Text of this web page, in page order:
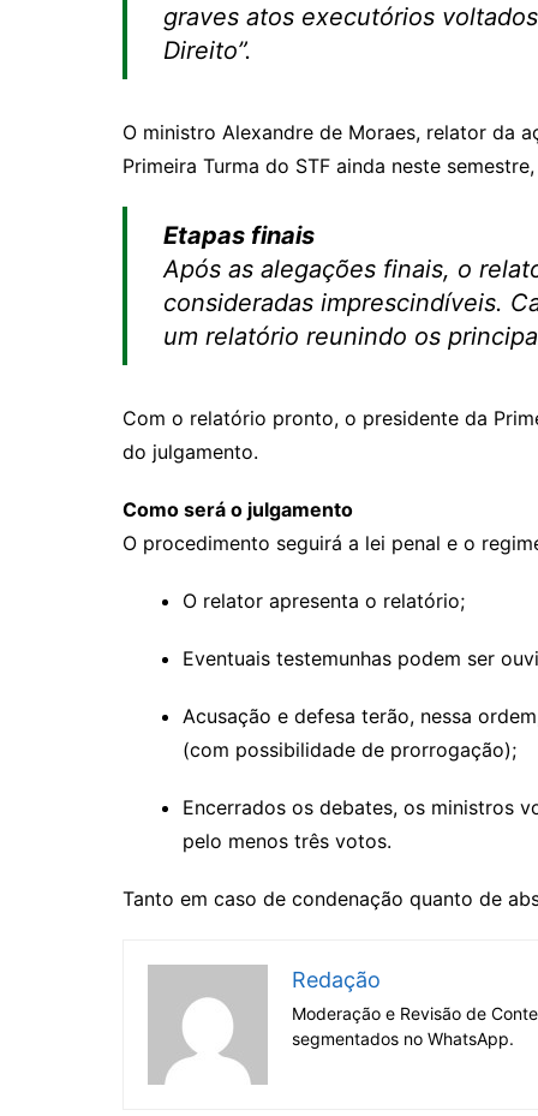
graves atos executórios
Direito”.
O ministro Alexandre de Moraes, relator da
Primeira Turma do STF ainda neste
Etapas finais
Após as alegações finais, o
consideradas imprescindíveis.
um relatório reunindo os
Com o relatório pronto, o presidente da
do julgamento.
Como será o julgamento
O procedimento seguirá a lei penal e o
O relator apresenta o relatório;
Eventuais testemunhas podem ser
Acusação e defesa terão, nessa
(com possibilidade de prorrogação);
Encerrados os debates, os ministros
pelo menos três votos.
Tanto em caso de condenação quanto de
Redação
Moderação e Revisão de
segmentados no WhatsApp.